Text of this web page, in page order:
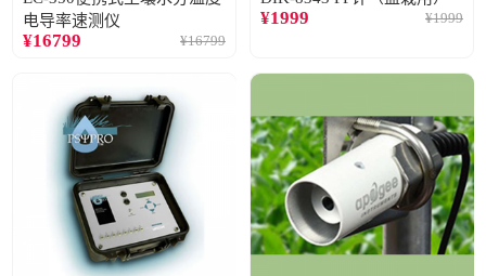
电导率速测仪
¥16799 ¥16799
¥1999 ¥1999